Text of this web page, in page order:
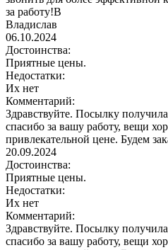
за работу!В
Владислав
06.10.2024
Достоинства:
Приятные цены.
Недостатки:
Их нет
Комментарий:
Здравствуйте. Посылку
спасибо за вашу работу, вещи
привлекательной цене. Будем
20.09.2024
Достоинства:
Приятные цены.
Недостатки:
Их нет
Комментарий:
Здравствуйте. Посылку
спасибо за вашу работу, вещи